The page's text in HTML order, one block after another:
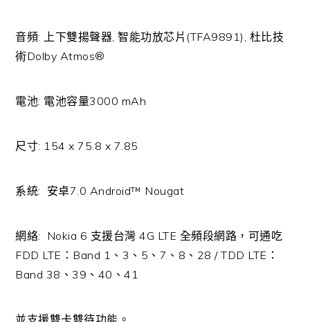
音頻: 上下雙揚聲器, 智能功放芯片(TFA9891), 杜比技
術Dolby Atmos®
電池: 電池容量3000 mAh
尺寸: 154 x 75.8 x 7.85
系統: 安卓7.0 Android™ Nougat
網絡: Nokia 6 支援台灣 4G LTE 全頻段網路，可通吃
FDD LTE：Band 1、3、5、7、8、28 / TDD LTE：
Band 38、39、40、41